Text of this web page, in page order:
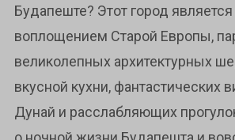
Будапеште? Этот город
воплощением Старой Европы,
великолепных архитектурных
вкусной кухни, фантастических
Дунай и расслабляющих